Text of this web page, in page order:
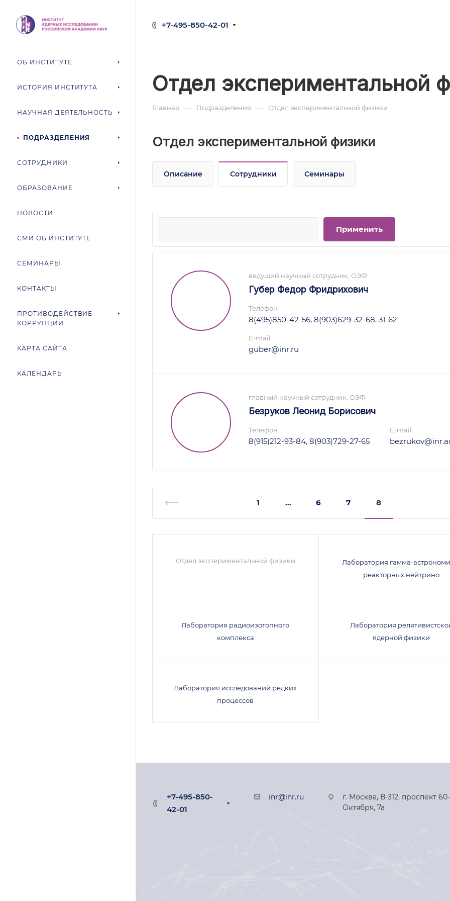
+7-495-850-42-01
ОБ ИНСТИТУТЕ
ИСТОРИЯ ИНСТИТУТА
НАУЧНАЯ ДЕЯТЕЛЬНОСТЬ
ПОДРАЗДЕЛЕНИЯ
СОТРУДНИКИ
ОБРАЗОВАНИЕ
НОВОСТИ
СМИ ОБ ИНСТИТУТЕ
СЕМИНАРЫ
КОНТАКТЫ
ПРОТИВОДЕЙСТВИЕ
КОРРУПЦИИ
КАРТА САЙТА
КАЛЕНДАРЬ
Отдел экспериментальной
Главная — Подразделения — Отдел экспериментальной физики
Отдел экспериментальной физики
Описание Сотрудники Семинары
ведущий научный сотрудник, ОЭФ
Губер Федор Фридрихович
Телефон
8(495)850-42-56, 8(903)629-32-68, 31-62
E-mail
guber@inr.ru
главный научный сотрудник, ОЭФ
Безруков Леонид Борисович
Телефон
8(915)212-93-84, 8(903)729-27-65
E-mail
1 ... 6 7 8
Отдел экспериментальной физики
Лаборатория гамма-
реакторных нейтрино
Лаборатория радиоизотопного
комплекса
Лаборатория
ядерной физики
Лаборатория исследований редких
процессов
+7-495-850-
42-01
inr@inr.ru
г. Москва, В-312, проспект
Октября, 7а